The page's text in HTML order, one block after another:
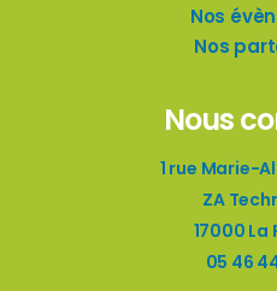
Nos
Nos
Nous
1 rue Marie-
ZA
17000 La
05 46